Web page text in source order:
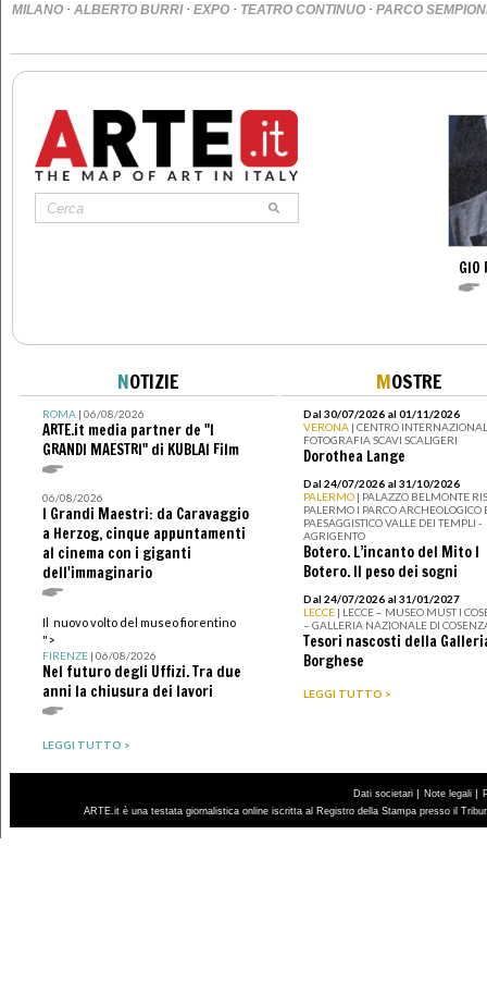
MILANO · ALBERTO BURRI· EXPO · TEATRO CONTINUO · PARCO
GIO
NOTIZIE
ROMA| 06/08/2026
ARTE.it media partner de "I
GRANDI MAESTRI" di KUBLAI Film
06/08/2026
I Grandi Maestri: da Caravaggio
a Herzog, cinque appuntamenti
al cinema con i giganti
dell'immaginario
Il nuovo volto del museo fiorentino
">
FIRENZE| 06/08/2026
Nel futuro degli Uffizi. Tra due
anni la chiusura dei lavori
LEGGI TUTTO >
MOSTRE
Dal 30/07/2026 al 01/11/2026
VERONA | CENTRO
FOTOGRAFIA SCAVI SCALIGERI
Dorothea Lange
Dal 24/07/2026 al 31/10/2026
PALERMO | PALAZZO BELMONTE
PALERMO I PARCO ARCHEOLOGICO
PAESAGGISTICO VALLE DEI TEMPLI -
AGRIGENTO
Botero. L’incanto del Mito I
Botero. Il peso dei sogni
Dal 24/07/2026 al 31/01/2027
LECCE | LECCE – MUSEO MUST I
– GALLERIA NAZIONALE DI
Tesori nascosti della
Borghese
LEGGI TUTTO >
Dati societari | Note legali |
ARTE.it è una testata giornalistica online iscritta al Registro della Stampa presso il